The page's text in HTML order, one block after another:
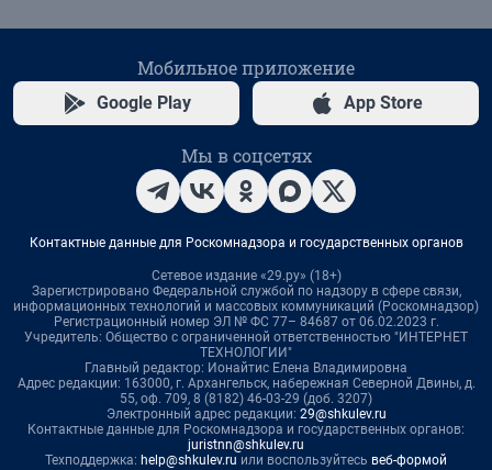
Мобильное приложение
Google Play App Store
Мы в соцсетях
Контактные данные для Роскомнадзора и государственных органов
Сетевое издание «29.ру» (18+)
Зарегистрировано Федеральной службой по надзору в сфере связи,
информационных технологий и массовых коммуникаций (Роскомнадзор)
Регистрационный номер ЭЛ № ФС 77– 84687 от 06.02.2023 г.
Учредитель: Общество с ограниченной ответственностью "ИНТЕРНЕТ
ТЕХНОЛОГИИ"
Главный редактор: Ионайтис Елена Владимировна
Адрес редакции: 163000, г. Архангельск, набережная Северной Двины, д.
55, оф. 709, 8 (8182) 46-03-29 (доб. 3207)
Электронный адрес редакции: 29@shkulev.ru
Контактные данные для Роскомнадзора и государственных органов:
juristnn@shkulev.ru
Техподдержка: help@shkulev.ru или воспользуйтесь веб-формой